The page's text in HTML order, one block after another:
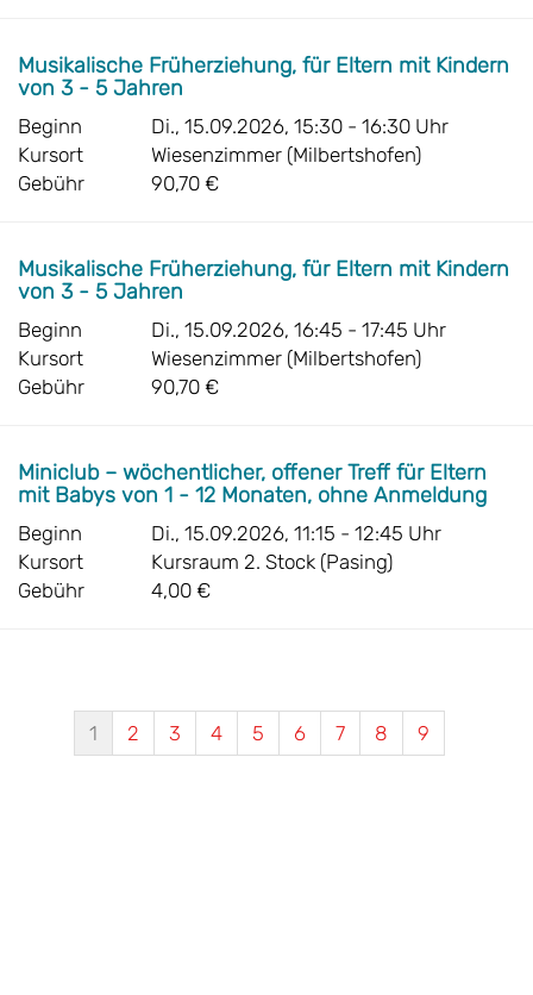
Musikalische Früherziehung, für Eltern mit Kindern
von 3 - 5 Jahren
Beginn
Di., 15.09.2026, 15:30 - 16:30 Uhr
Kursort
Wiesenzimmer (Milbertshofen)
Gebühr
90,70 €
Musikalische Früherziehung, für Eltern mit Kindern
von 3 - 5 Jahren
Beginn
Di., 15.09.2026, 16:45 - 17:45 Uhr
Kursort
Wiesenzimmer (Milbertshofen)
Gebühr
90,70 €
Miniclub – wöchentlicher, offener Treff für Eltern
mit Babys von 1 - 12 Monaten, ohne Anmeldung
Beginn
Di., 15.09.2026, 11:15 - 12:45 Uhr
Kursort
Kursraum 2. Stock (Pasing)
Gebühr
4,00 €
1 2 3 4 5 6 7 8 9